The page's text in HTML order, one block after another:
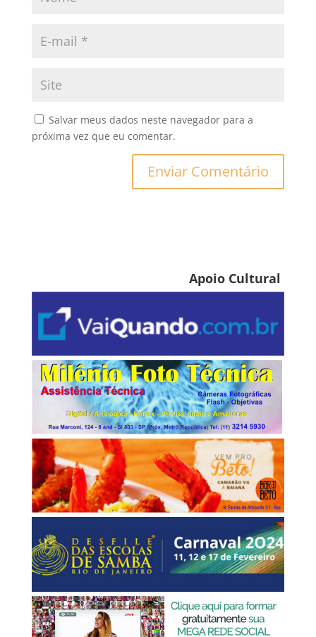
Salvar meus dados neste navegador para a
próxima vez que eu comentar.
Apoio Cultural